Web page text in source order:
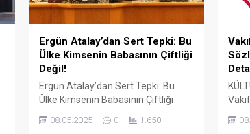
Ergün Atalay’dan Sert Tepki: Bu
Ülke Kimsenin Babasının Çiftliği
Değil!
Ergün Atalay’dan Sert Tepki: Bu
Ülke Kimsenin Babasının Çiftliği
Değil! Türkiye İşçi Sendikaları
Konfederasyonu (TÜRK-İŞ) Genel
08.05.2025 0 1.650